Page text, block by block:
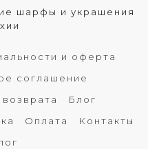
шарфы и украшения
и оферта
соглашение
Блог
Оплата
Контакты